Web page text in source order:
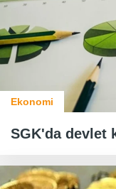
Ekonomi
SGK'da devlet